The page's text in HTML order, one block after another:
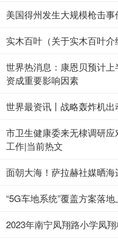
美国得州发生大规模枪击
实木百叶（关于实木百叶介
世界热消息：康恩贝预计
资成重要影响因素
世界最资讯丨战略轰炸机出
市卫生健康委来无棣调研
工作|当前热文
面朝大海！萨拉赫社媒晒海
“5G车地系统”覆盖方案落
2023年南宁凤翔路小学凤